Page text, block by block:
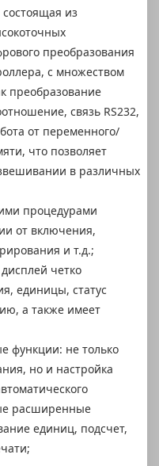
состоящая из
преобразования
с множеством
преобразование
связь RS232,
от переменного/
что позволяет
в различных
процедурами
от включения,
и т.д.;
четко
единицы, статус
а также имеет
функции: не только
но и настройка
расширенные
единиц, подсчет,